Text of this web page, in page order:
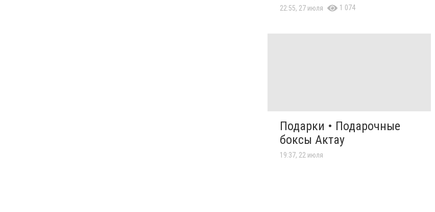
22:55, 27 июля 1 074
Подарки • Подарочные
боксы Актау
19:37, 22 июля